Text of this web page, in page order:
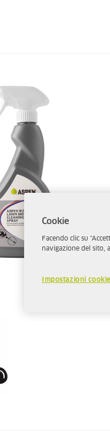
Cookie
Facendo clic su
navigazione del sito,
Impostazioni cookie